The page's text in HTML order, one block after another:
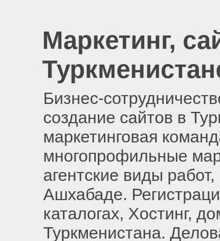
Маркетинг,
Бизнес-
создание сайтов в
маркетинговая
многопрофильные
агентские виды
Ашхабаде.
каталогах, Хостинг,
Туркменистана.